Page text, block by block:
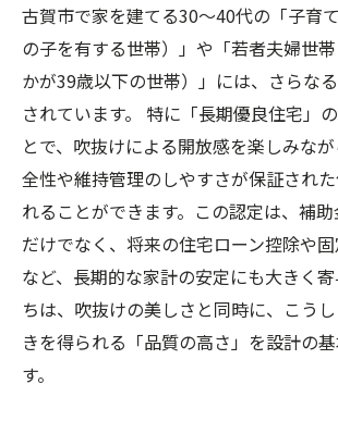
古賀市で家を建てる30〜40代の「子育
の子を有する世帯）」や「若者夫婦世
かが39歳以下の世帯）」には、さらな
されています。 特に「長期優良住宅」
とで、吹抜けによる開放感を楽しみな
全性や維持管理のしやすさが保証され
れることができます。この認定は、補
だけでなく、将来の住宅ローン控除や
など、長期的な家計の安定にも大きく
ちは、吹抜けの美しさと同時に、こう
きを得られる「品質の高さ」を設計の
す。